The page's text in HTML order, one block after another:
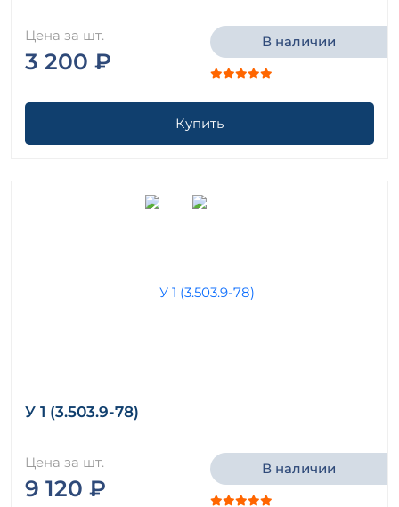
Цена за шт.
3 200 ₽
В наличии
Купить
У 1 (3.503.9-78)
Цена за шт.
9 120 ₽
В наличии